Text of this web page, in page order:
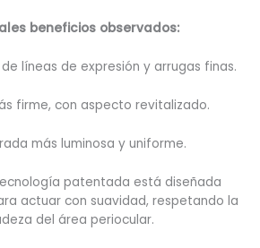
beneficios observados:
líneas de expresión y arrugas finas.
firme, con aspecto revitalizado.
más luminosa y uniforme.
patentada está diseñada
actuar con suavidad, respetando la
del área periocular.